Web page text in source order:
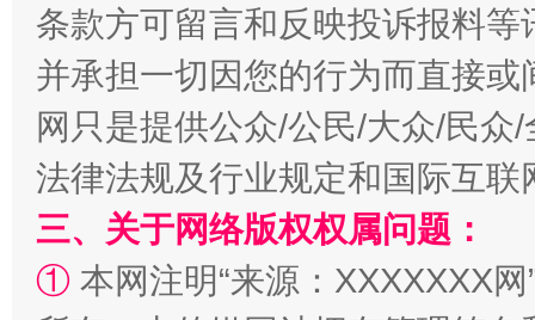
条款方可留言和反映投诉报料
并承担一切因您的行为而直接
网只是提供公众/公民/大众/民
法律法规及行业规定和国际互
三、关于网络版权权属问题：
① 本网注明“来源：XXXXXXX